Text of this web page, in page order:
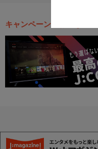
キャンペーン・お得な情報